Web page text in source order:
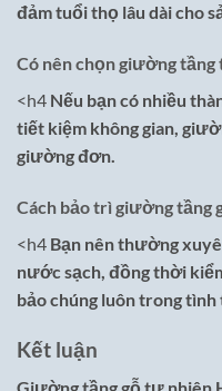
đảm tuổi thọ lâu dài cho
Có nên chọn giường
<h4 Nếu bạn có nhiều
tiết kiệm không gian,
giường đơn.
Cách bảo trì giường tầng
<h4 Bạn nên thường
nước sạch, đồng thời
bảo chúng luôn trong
Kết luận